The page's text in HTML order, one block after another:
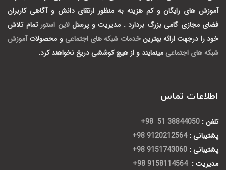
آموزش های رایگان و کم هزینه به منظور ارتقای دانش و آگاهی کاربران
فضای مجازی گامی بزرگ بردارد . مدیریت و پرسنللاین استور تمام تلاش
خود را درجهت ارائه بهترینخدمات شبکه های اجتماعی و محصولات آموزش
شبکه های اجتماعی مینمایند و از هیچ کوششی دریغ نخواهند کرد.
اطلاعات تماس
تلفن : 38844050 51 98+
پشتیبانی : 9120212564 98+
پشتیبانی : 9151743060 98+
مدیریت : 9158114564 98+